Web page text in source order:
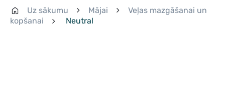
Uz sākumu Mājai
Veļas mazgāšanai un
kopšanai
Neutral